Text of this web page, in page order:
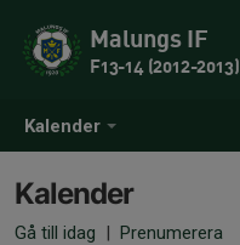
Kalender
Malungs IF
F13-14 (2012-2013)
Kalender
Gå till idag | Prenumerera